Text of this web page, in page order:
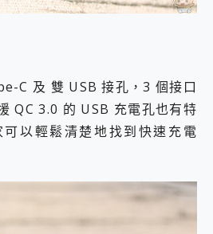
C 及 雙 USB 接孔，3 個接口
QC 3.0 的 USB 充電孔也有特
以輕鬆清楚地找到快速充電